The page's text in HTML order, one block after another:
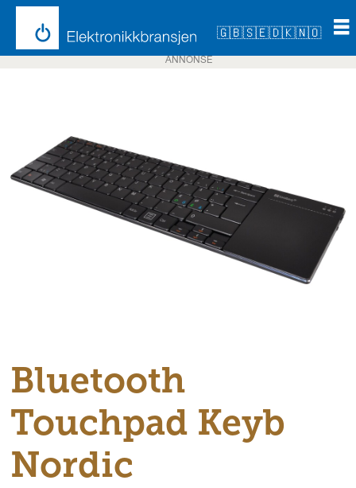
🇬🇧🇸🇪🇩🇰🇳🇴
ANNONSE
Bluetooth
Touchpad Keyb
Nordic